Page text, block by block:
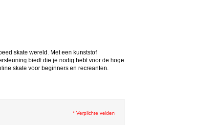
skate wereld. Met een kunststof
biedt die je nodig hebt voor de hoge
skate voor beginners en recreanten.
* Verplichte velden